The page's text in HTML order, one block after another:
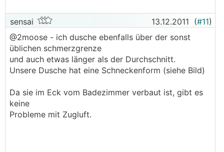
sensai 13.12.2011 (#11)
@2moose - ich dusche ebenfalls über der sonst
üblichen schmerzgrenze
und auch etwas länger als der Durchschnitt.
Unsere Dusche hat eine Schneckenform (siehe Bild)
Da sie im Eck vom Badezimmer verbaut ist, gibt es
keine
Probleme mit Zugluft.